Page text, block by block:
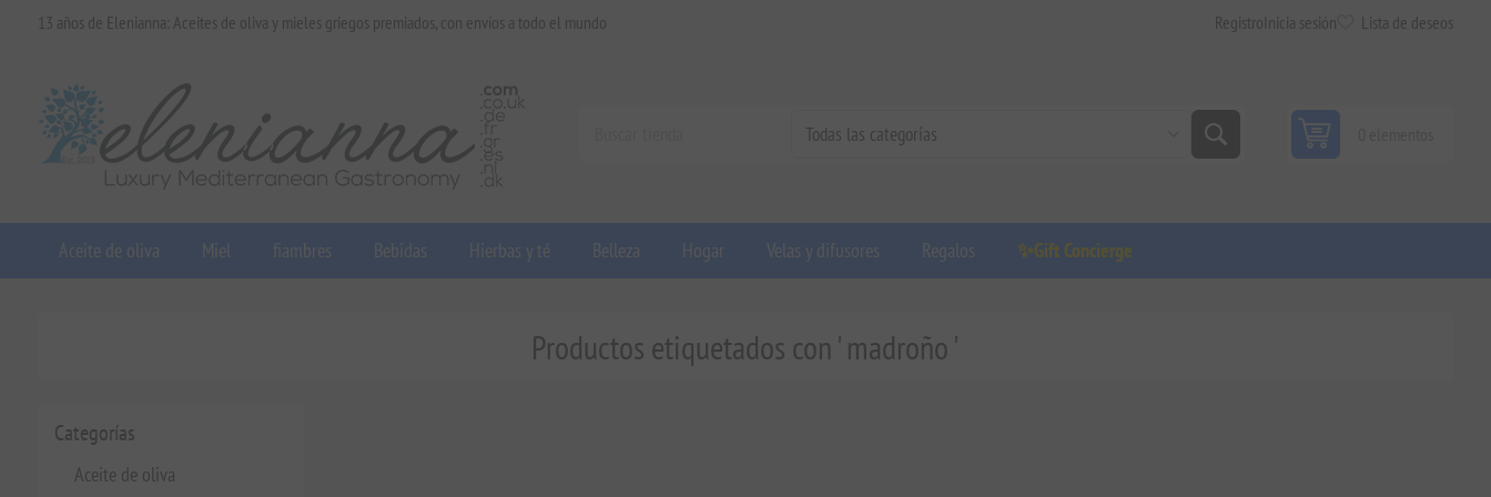
13 años de Elenianna: Aceites de oliva y mieles griegos premiados, con envíos a todo el mundo Registro Inicia sesión Lista de deseos
Aceite de oliva Miel fiambres Bebidas Hierbas y té Belleza Hogar Velas y difusores Regalos ✨Gift Concierge
Categorías
Aceite de oliva
Productos etiquetados con ' madroño '